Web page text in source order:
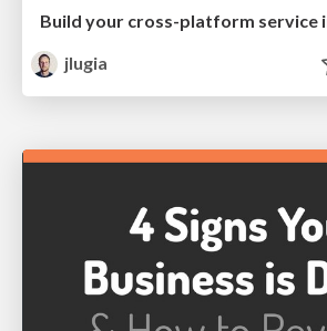
jlugia